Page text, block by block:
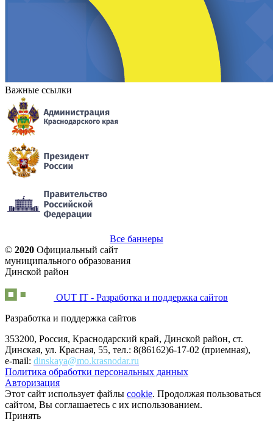
Важные ссылки
Все баннеры
© 2020 Официальный сайт
муниципального образования
Динской район
OUT IT - Разработка и поддержка сайтов
Разработка и поддержка сайтов
353200, Россия, Краснодарский край, Динской район, ст.
Динская, ул. Красная, 55, тел.: 8(86162)6-17-02 (приемная),
e-mail: dinskaya@mo.krasnodar.ru
Политика обработки персональных данных
Авторизация
Этот сайт использует файлы cookie. Продолжая пользоваться
сайтом, Вы соглашаетесь с их использованием.
Принять